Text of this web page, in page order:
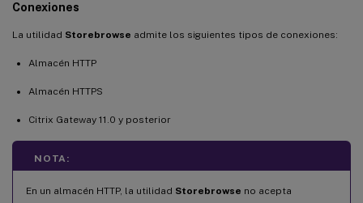
Conexiones
La utilidad Storebrowse admite los siguientes tipos de conexiones:
Almacén HTTP
Almacén HTTPS
Citrix Gateway 11.0 y posterior
NOTA:
En un almacén HTTP, la utilidad Storebrowse no acepta